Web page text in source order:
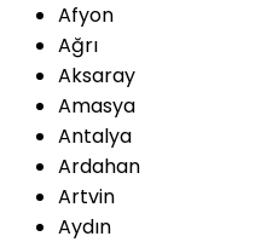
Afyon
Ağrı
Aksaray
Amasya
Antalya
Ardahan
Artvin
Aydın